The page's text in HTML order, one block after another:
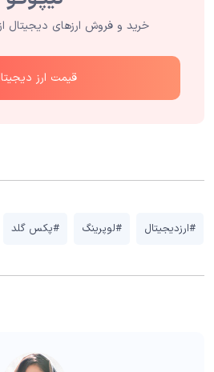
خرید و فروش ارزهای دیجیتال
قیمت ارز
#ارزدیجیتال #لوپرینگ #پکس گلد